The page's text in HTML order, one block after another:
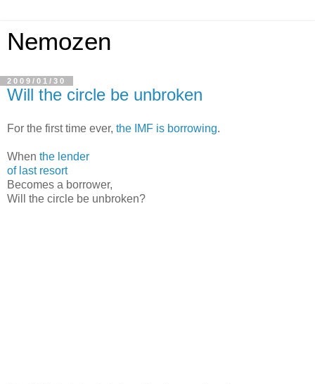
Nemozen
2009/01/30
Will the circle be unbroken
For the first time ever, the IMF is borrowing.
When the lender
of last resort
Becomes a borrower,
Will the circle be unbroken?